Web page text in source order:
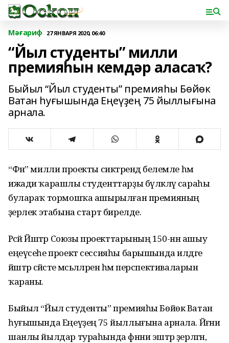
Мәғариф 27 ЯНВАРЯ 2020, 06:40
“Йыл студенты” милли
премияһын кемдәр аласаҡ?
Быйыл “Йыл студенты” премияһы Бөйөк
Ватан һуғышында Еңеүҙең 75 йыллығына
арнала.
“Фән” милли проекты сиктәрендә белемле һәм
ижади ҡарашлы студенттарҙы бүләкләү сараһы
булараҡ тормошҡа ашырылған премияның
әҙерлек этабына старт бирелде.
Рәсәй Йәштәр Союзы проекттарының 150-нән ашыу
еңеүсеһе проект сессияһы барышында илдәге
йәштәр сәйәсәте мәсьәләләрен һәм перспективаларын
ҡараны.
Быйыл “Йыл студенты” премияһы Бөйөк Ватан
һуғышында Еңеүҙең 75 йыллығына арнала. Йәғни
шанлы йылдар тураһында фәнни эштәр әҙерләгән,